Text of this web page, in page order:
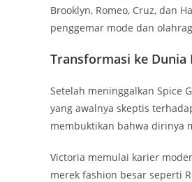
Brooklyn, Romeo, Cruz, dan
penggemar mode dan
Transformasi ke Dunia
Setelah meninggalkan Spice
yang awalnya skeptis
membuktikan bahwa dirinya
Victoria memulai karier
merek fashion besar seperti